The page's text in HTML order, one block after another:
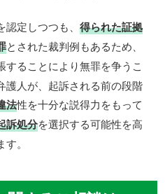
認定しつつも、得られた証拠
とされた裁判例もあるため、
することにより無罪を争うこ
護人が、起訴される前の段階
法性を十分な説得力をもって
訴処分を選択する可能性を高
。